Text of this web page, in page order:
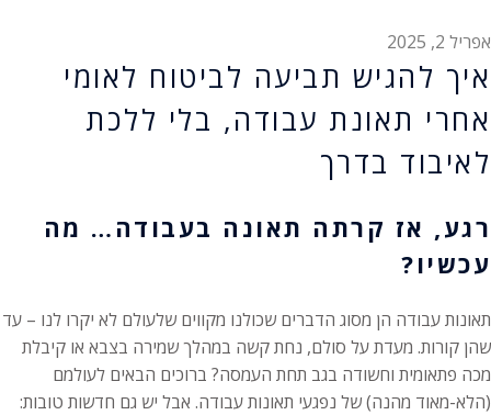
אפריל 2, 2025
איך להגיש תביעה לביטוח לאומי
אחרי תאונת עבודה, בלי ללכת
לאיבוד בדרך
רגע, אז קרתה תאונה בעבודה… מה
עכשיו?
תאונות עבודה הן מסוג הדברים שכולנו מקווים שלעולם לא יקרו לנו – עד
שהן קורות. מעדת על סולם, נחת קשה במהלך שמירה בצבא או קיבלת
מכה פתאומית וחשודה בגב תחת העמסה? ברוכים הבאים לעולמם
(הלא-מאוד מהנה) של נפגעי תאונות עבודה. אבל יש גם חדשות טובות: